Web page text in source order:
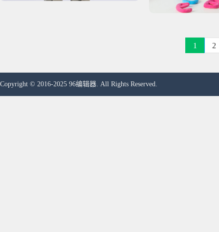
1 2
Copyright © 2016-2025 96编辑器. All Rights Reserved.